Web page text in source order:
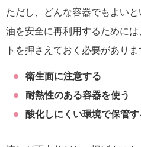
ただし、どんな容器でもよいと
油を安全に再利用するために
トを押さえておく必要がありま
衛生面に注意する
耐熱性のある容器を使う
酸化しにくい環境で保管す